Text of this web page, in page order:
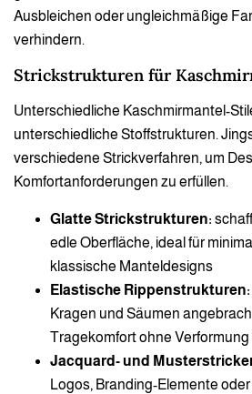
Ausbleichen oder ungleichmäßige
verhindern.
Strickstrukturen für
Unterschiedliche Kaschmirmantel-
unterschiedliche Stoffstrukturen.
verschiedene Strickverfahren, um
Komfortanforderungen zu erfüllen.
Glatte Strickstrukturen:
edle Oberfläche, ideal für
klassische Manteldesigns
Elastische Rippenstrukturen:
Kragen und Säumen
Tragekomfort ohne Verformung
Jacquard- und
Logos, Branding-Elemente